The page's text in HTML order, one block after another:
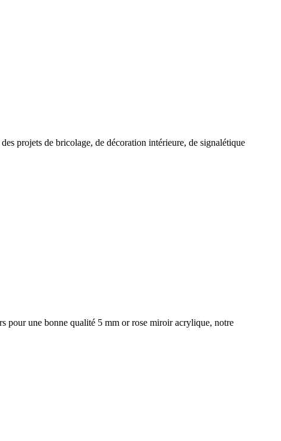
projets de bricolage, de décoration intérieure, de signalétique
pour une bonne qualité 5 mm or rose miroir acrylique, notre